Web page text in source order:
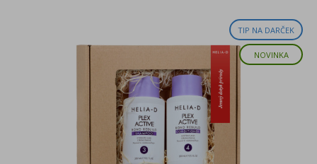
TIP NA DARČEK
NOVINKA